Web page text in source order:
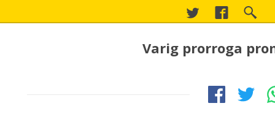
Varig prorroga